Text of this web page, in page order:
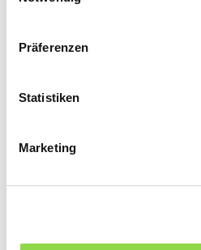
Präferenzen
Statistiken
Marketing
Smart Grid Infofilm
définition et quelle influence ce